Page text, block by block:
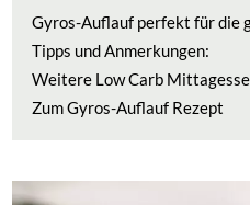
Gyros-Auflauf perfekt für die
Tipps und Anmerkungen:
Weitere Low Carb
Zum Gyros-Auflauf Rezept